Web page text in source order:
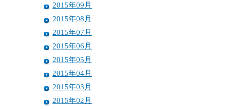
2015年09月
2015年08月
2015年07月
2015年06月
2015年05月
2015年04月
2015年03月
2015年02月